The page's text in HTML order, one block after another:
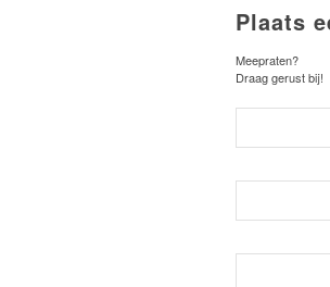
Plaats
Meepraten?
Draag gerust bij!